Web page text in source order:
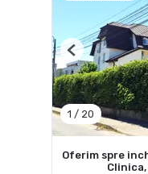
1 / 20
Previous
Oferim spre